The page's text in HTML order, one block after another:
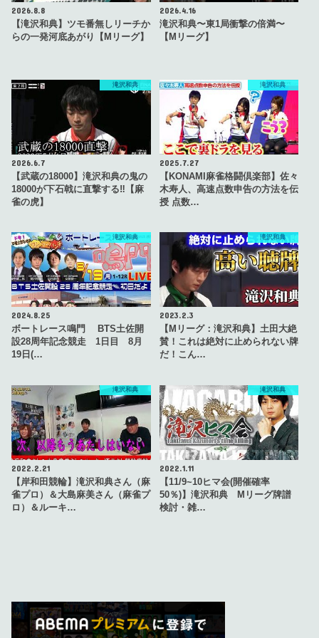
2026.8.8
【滝沢和典】ツモ番無しリーチか
らの一発河底あがり【Mリーグ】
2026.4.16
滝沢和典〜東1局衝撃の倍満〜
【Mリーグ】
滝沢和典
2026.6.7
【武蔵の18000】滝沢和典の鬼の
18000が下石戟に直撃する‼【麻
雀の虎】
滝沢和典
2025.7.27
【KONAMI麻雀格闘倶楽部】佐々
木寿人、高速点数申告の方法を伝
授 点数…
滝沢和典
2024.8.25
ボートレース鳴門 BTS土佐開
設28周年記念競走 1日目 8月
19日(…
滝沢和典
2023.2.3
【Mリーグ：滝沢和典】土田大絶
賛！これは絶対に止められない牌
だ！こん…
滝沢和典
2022.2.21
【岸和田競輪】滝沢和典さん（麻
雀プロ）＆大島麻美さん（麻雀プ
ロ）＆ルーキ…
滝沢和典
2022.1.11
【11/9~10ヒマ会(開催確率
50％)】滝沢和典 Mリーグ牌譜
検討・雑…